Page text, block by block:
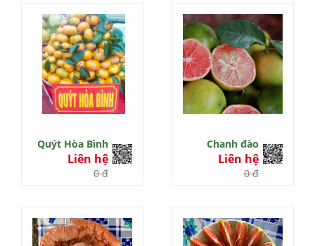
Quýt Hòa Bình
Liên hệ
0 đ
Chanh đào
Liên hệ
0 đ